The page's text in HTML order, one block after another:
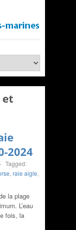
et
2024
- Tagged:
, raie aigle,
la plage
L’eau
fois, la